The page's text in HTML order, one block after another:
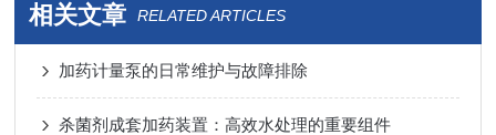
相关文章 RELATED ARTICLES
加药计量泵的日常维护与故障排除
杀菌剂成套加药装置：高效水处理的重要组件